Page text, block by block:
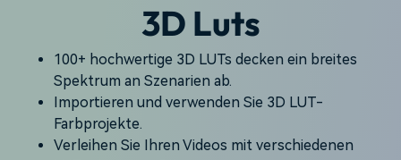
Shop
Support
Soziale Medien
Marketing & Business
Lifestyle & Spaß
Ressourcen
Video-Prompts Meisterkurs
Hilfe-Center
Erste Schritte
3D Luts
100+ hochwertige 3D LUTs decken ein breites
Spektrum an Szenarien ab.
Importieren und verwenden Sie 3D LUT-
Farbprojekte.
Verleihen Sie Ihren Videos mit verschiedenen